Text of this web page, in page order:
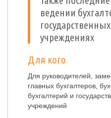
ведении
учреждениях
Для кого
Для руководителей,
главных бухгалтеров,
бухгалтерий и
учреждений